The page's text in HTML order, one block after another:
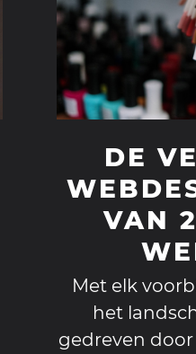
DE
VAN
Met elk
het
gedreven